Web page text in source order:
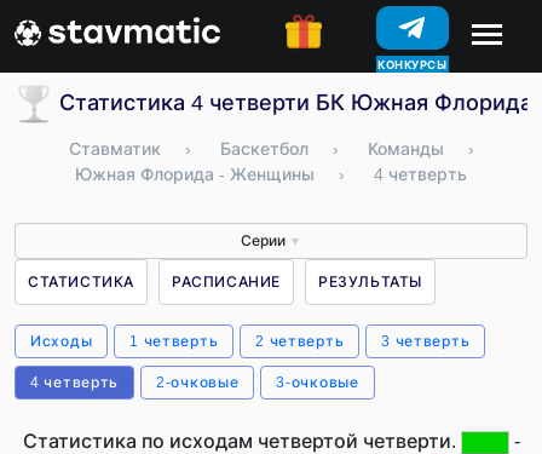
КОНКУРСЫ
Статистика 4 четверти БК Южная
Ставматик › Баскетбол › Команды
›
Южная Флорида - Женщины
› 4 четверть
Серии ▼
СТАТИСТИКА РАСПИСАНИЕ РЕЗУЛЬТАТЫ
Исходы 1 четверть 2 четверть 3 четверть
4 четверть 2-очковые 3-очковые
Статистика по исходам четвертой четверти.
-